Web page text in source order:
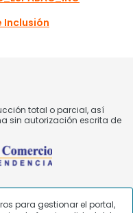
para gestionar el portal,